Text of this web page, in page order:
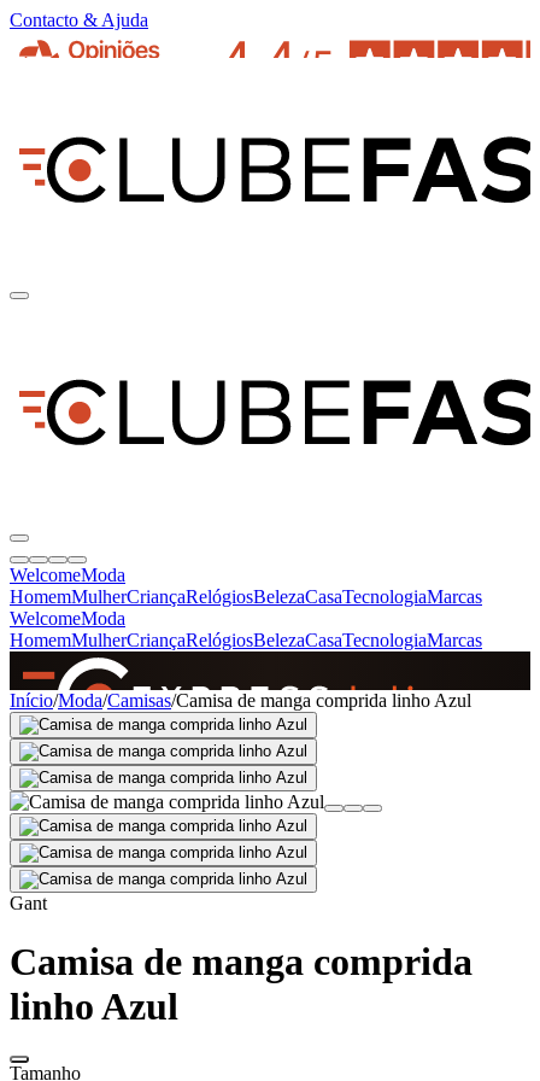
Contacto & Ajuda
WelcomeModa
HomemMulherCriançaRelógiosBelezaCasaTecnologiaMarcas
WelcomeModa
HomemMulherCriançaRelógiosBelezaCasaTecnologiaMarcas
SINCE 2005
+de 36.000 reviews
Início/Moda/Camisas/Camisa de manga comprida linho Azul
Gant
Camisa de manga comprida
linho Azul
Tamanho